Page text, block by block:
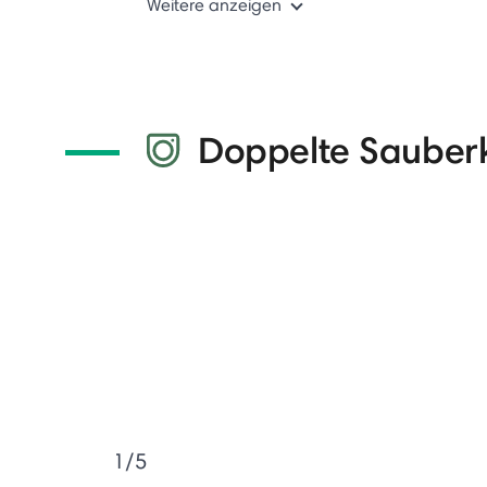
Weitere anzeigen
Doppelte
1/5